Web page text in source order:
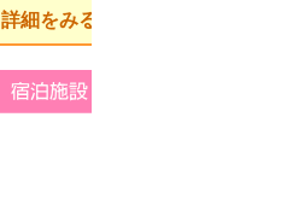
詳細をみる